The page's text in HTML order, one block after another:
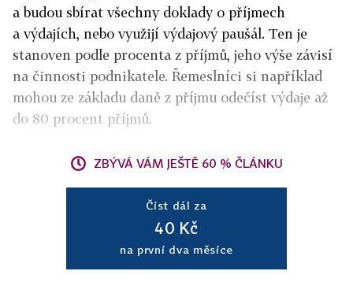
a budou sbírat všechny doklady o příjmech
a výdajích, nebo využijí výdajový paušál. Ten je
stanoven podle procenta z příjmů, jeho výše závisí
na činnosti podnikatele. Řemeslníci si například
mohou ze základu daně z příjmu odečíst výdaje až
do 80 procent příjmů.
ZBÝVÁ VÁM JEŠTĚ 60 % ČLÁNKU
Číst dál za
40 Kč
na první dva měsíce